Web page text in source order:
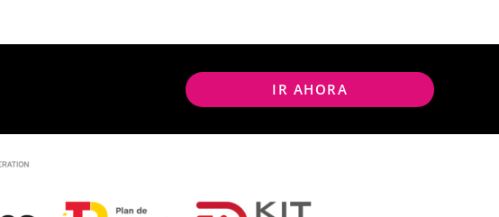
IR AHORA